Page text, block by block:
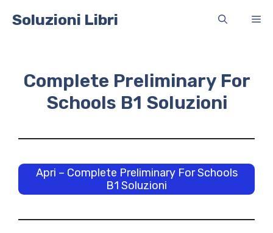
Soluzioni Libri
Complete Preliminary For
Schools B1 Soluzioni
Apri – Complete Preliminary For Schools
B1 Soluzioni